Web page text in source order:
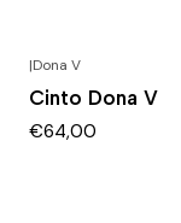
|Dona V
Cinto Dona V
€64,00